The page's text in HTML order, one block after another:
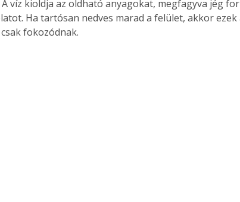
víz kioldja az oldható anyagokat, megfagyva jég
Ha tartósan nedves marad a felület, akkor ezek
fokozódnak.